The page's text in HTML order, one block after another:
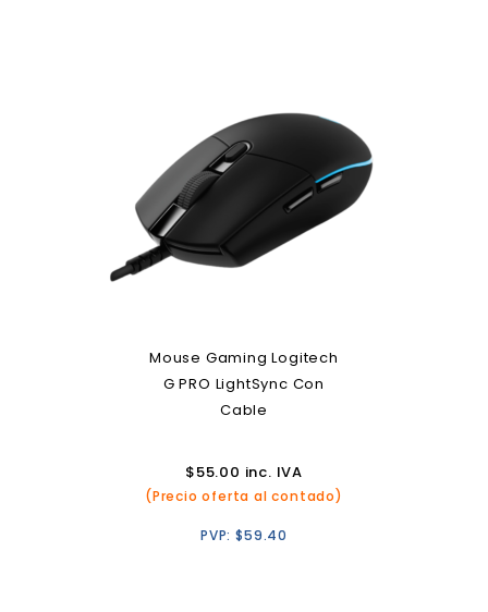
Mouse Gaming Logitech
G PRO LightSync Con
Cable
$55.00 inc. IVA
(Precio oferta al contado)
PVP:$59.40